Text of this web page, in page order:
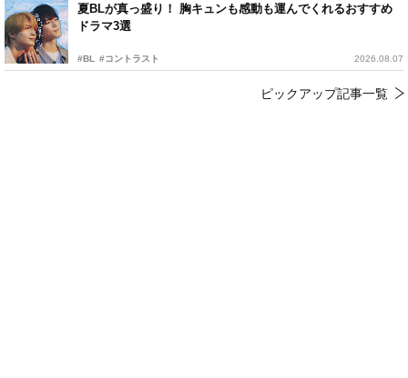
夏BLが真っ盛り！ 胸キュンも感動も運んでくれるおすすめ
ドラマ3選
#BL #コントラスト 2026.08.07
ピックアップ記事一覧